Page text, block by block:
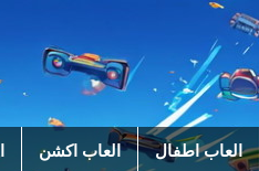
العاب اطفال العاب اكشن